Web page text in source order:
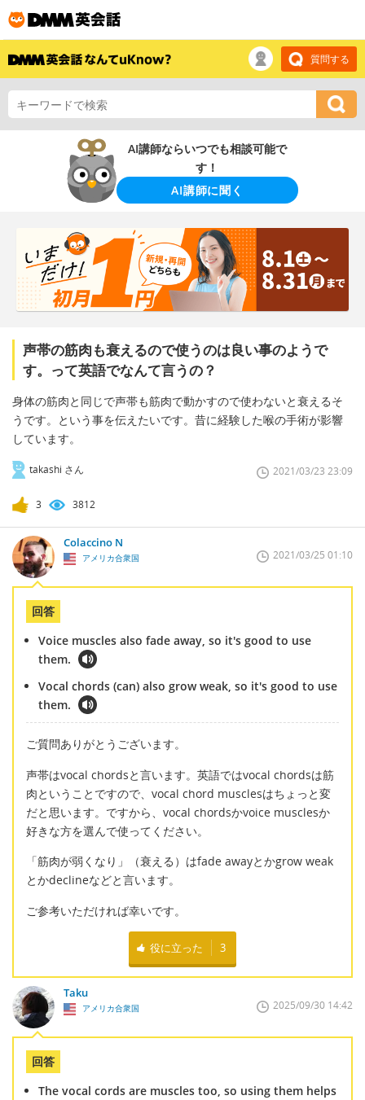
質問する
AI講師ならいつでも相談可能で
す！
AI講師に聞く
声帯の筋肉も衰えるので使うのは良い事のようで
す。って英語でなんて言うの？
身体の筋肉と同じで声帯も筋肉で動かすので使わないと衰えるそ
うです。という事を伝えたいです。昔に経験した喉の手術が影響
しています。
takashi さん 2021/03/23 23:09
3 3812
Colaccino N
アメリカ合衆国 2021/03/25 01:10
回答
Voice muscles also fade away, so it's good to use
them.
Vocal chords (can) also grow weak, so it's good to use
them.
ご質問ありがとうございます。
声帯はvocal chordsと言います。英語ではvocal chordsは筋
肉ということですので、vocal chord musclesはちょっと変
だと思います。ですから、vocal chordsかvoice musclesか
好きな方を選んで使ってください。
「筋肉が弱くなり」（衰える）はfade awayとかgrow weak
とかdeclineなどと言います。
ご参考いただければ幸いです。
役に立った 3
Taku
アメリカ合衆国 2025/09/30 14:42
回答
The vocal cords are muscles too, so using them helps